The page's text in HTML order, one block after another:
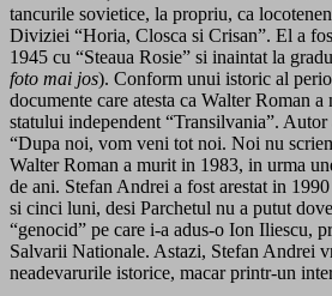
tancurile sovietice, la propriu, ca
Diviziei “Horia, Closca si Crisan”. El a
1945 cu “Steaua Rosie” si inaintat la
foto mai jos). Conform unui istoric al
documente care atesta ca Walter Roman
statului independent “Transilvania”.
“Dupa noi, vom veni tot noi. Noi nu
Walter Roman a murit in 1983, in urma
de ani. Stefan Andrei a fost arestat in
si cinci luni, desi Parchetul nu a putut
“genocid” pe care i-a adus-o Ion Iliescu,
Salvarii Nationale. Astazi, Stefan Andrei
neadevarurile istorice, macar printr-un